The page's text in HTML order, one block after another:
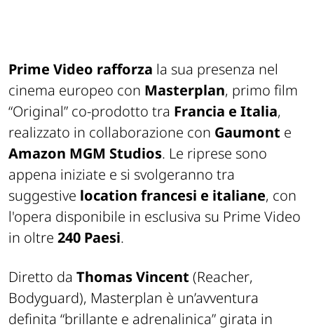
Prime Video rafforza la sua presenza nel
cinema europeo con Masterplan, primo film
“Original” co-prodotto tra Francia e Italia,
realizzato in collaborazione con Gaumont e
Amazon MGM Studios. Le riprese sono
appena iniziate e si svolgeranno tra
suggestive location francesi e italiane, con
l'opera disponibile in esclusiva su Prime Video
in oltre 240 Paesi.
Diretto da Thomas Vincent (Reacher,
Bodyguard), Masterplan è un’avventura
definita “brillante e adrenalinica” girata in